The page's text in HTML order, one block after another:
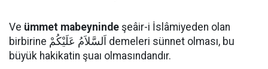
Ve ümmet mabeyninde şeâir-i İslâmiyeden olan
birbirine اَلسَّلاَمُ عَلَيْكُمْ demeleri sünnet olması, bu
büyük hakikatin şuaı olmasındandır.